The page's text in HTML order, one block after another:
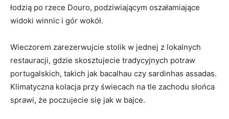
łodzią po rzece Douro, podziwiającym oszałamiające
widoki winnic i gór wokół.
Wieczorem zarezerwujcie stolik w jednej z lokalnych
restauracji, gdzie skosztujecie tradycyjnych potraw
portugalskich, takich jak bacalhau czy sardinhas assadas.
Klimatyczna kolacja przy świecach na tle zachodu słońca
sprawi, że poczujecie się jak w bajce.